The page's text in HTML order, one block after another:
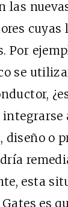
las
cuyas
Por
se
diseño o
esta
es